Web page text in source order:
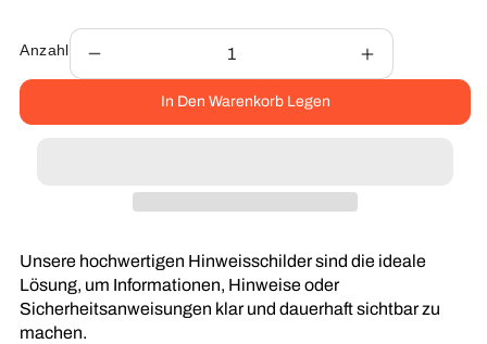
Anzahl
die
für
Digitaldruck
Erhöhe
die
für
In Den Warenkorb Legen
Unsere hochwertigen Hinweisschilder sind die ideale
Lösung, um Informationen, Hinweise oder
Sicherheitsanweisungen klar und dauerhaft sichtbar zu
machen.